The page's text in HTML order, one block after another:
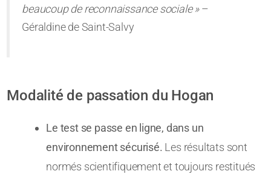
beaucoup de reconnaissance sociale »–
Géraldine de Saint-Salvy
Modalité de passation du Hogan
Le test se passe en ligne, dans un
environnement sécurisé. Les résultats sont
normés scientifiquement et toujours restitués